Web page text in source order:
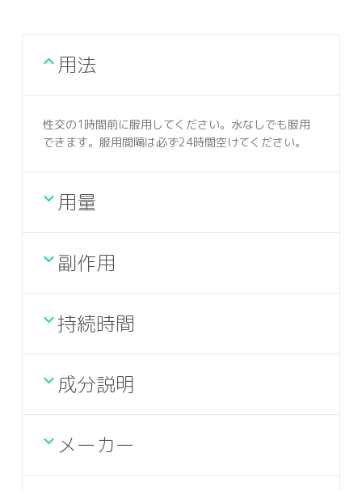
用法
性交の1時間前に服用してください。水なしでも服用
できます。服用間隔は必ず24時間空けてください。
用量
副作用
持続時間
成分説明
メーカー